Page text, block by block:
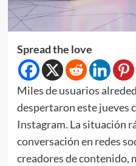
Spread the love
Miles de usuarios
despertaron este jueves
Instagram. La situación
conversación en redes
creadores de contenido,